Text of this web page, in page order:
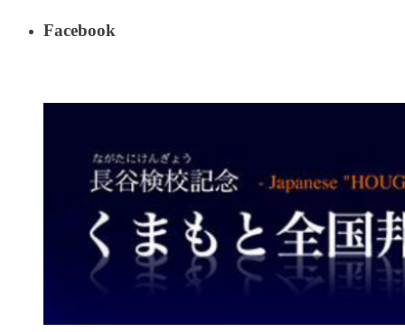
Facebook